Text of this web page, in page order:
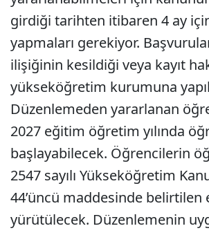
girdiği tarihten itibaren 4 ay
yapmaları gerekiyor.
ilişiğinin kesildiği veya kayıt
yükseköğretim kurumuna
Düzenlemeden yararlanan
2027 eğitim öğretim yılında
başlayabilecek. Öğrencilerin
2547 sayılı Yükseköğretim
44’üncü maddesinde belirtilen
yürütülecek. Düzenlemenin